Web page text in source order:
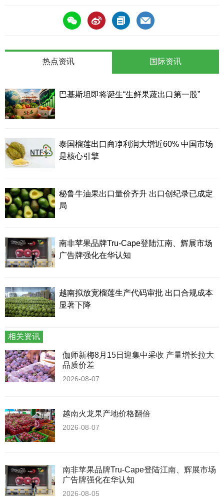
热点资讯
巴基斯坦即将诞生“生鲜果蔬出口第一股”
泰国榴莲出口商净利润大增近60% 中国市场
是核心引擎
秘鲁牛油果出口量价齐升 出口创纪录已成定
局
南非苹果品牌Tru-Cape登陆江南、辉展市场
广告牌强化在华认知
越南拟放宽榴莲生产代码审批 出口合规成本
显著下降
国际资讯
相关资讯
伽师新梅8月15日迎集中采收 产量增长拉大
品质价差
2026-08-07
越南火龙果产地价格翻倍
2026-08-07
南非苹果品牌Tru-Cape登陆江南、辉展市场
广告牌强化在华认知
2026-08-05